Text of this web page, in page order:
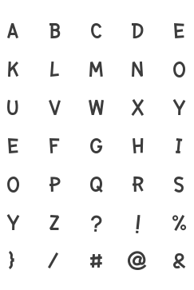
A B C D E
K L M N O
U V W X Y
e f g h i
o p q r s
y z ? ! %
} / # @ &
ภาษา คือ เครื่องมือสำ
อยู่ได้ ภาษา คือ สะพา
อดีตสู่ปัจจุบัน ตัวพิมพ์
ภาษาดำรงอยู่ได้ แบบ
เปลี่ยนแปลง คือ โครง
ตัวตนของชาติ จากปัจจุ